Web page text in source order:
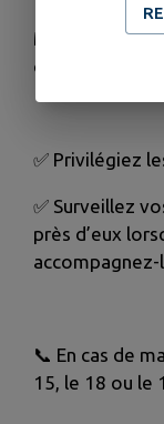
Manque de
dangers
✅ Privilégiez
✅ Surveillez
près d’eux
accompagnez-
📞 En cas de
15, le 18 ou le